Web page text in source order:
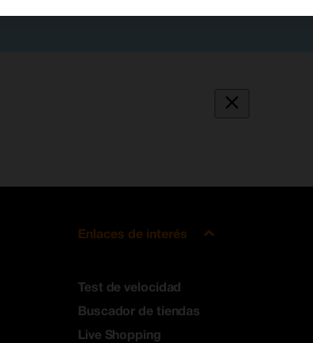
Enlaces de interés
Test de velocidad
Buscador de tiendas
Live Shopping